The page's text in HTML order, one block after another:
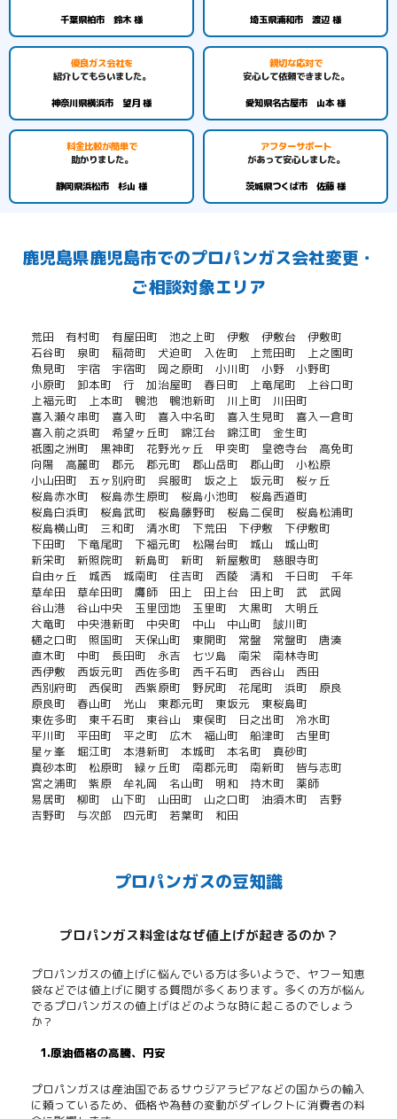
千葉県柏市 鈴木 様 埼玉県浦和市 渡辺 様
優良ガス会社を
紹介してもらいました。
神奈川県横浜市 望月 様
親切な応対で
安心して依頼できました。
愛知県名古屋市 山本 様
料金比較が簡単で
助かりました。
静岡県浜松市 杉山 様
アフターサポート
があって安心しました。
茨城県つくば市 佐藤 様
鹿児島県鹿児島市でのプロパンガス会社変更・
ご相談対象エリア
荒田 有村町 有屋田町 池之上町 伊敷 伊敷台
伊敷町
石谷町
泉町 稲荷町 犬迫町 入佐町 上荒田町
上之園町
魚見町
宇宿 宇宿町 岡之原町 小川町 小野
小野町
小原町
卸本町 行 加治屋町 春日町 上竜尾町
上谷口町
上福元町
上本町 鴨池 鴨池新町 川上町
川田町
喜入瀬々串町
喜入町 喜入中名町 喜入生見町
喜入一倉町
喜入前之浜町
希望ヶ丘町 錦江台 錦江町
金生町
祇園之洲町
黒神町 花野光ヶ丘 甲突町 皇徳寺台
高免町
向陽
高麗町 郡元 郡元町 郡山岳町 郡山町
小松原
小山田町
五ヶ別府町 呉服町 坂之上 坂元町
桜ヶ丘
桜島赤水町
桜島赤生原町 桜島小池町
桜島西道町
桜島白浜町
桜島武町 桜島藤野町 桜島二俣町
桜島松浦町
桜島横山町
三和町 清水町 下荒田 下伊敷
下伊敷町
下田町
下竜尾町 下福元町 松陽台町 城山
城山町
新栄町
新照院町 新島町 新町 新屋敷町
慈眼寺町
自由ヶ丘
城西 城南町 住吉町 西陵 清和 千日町
千年
草牟田
草牟田町 鷹師 田上 田上台 田上町 武
武岡
谷山港
谷山中央 玉里団地 玉里町 大黒町
大明丘
大竜町
中央港新町 中央町 中山 中山町
皷川町
樋之口町
照国町 天保山町 東開町 常盤 常盤町
唐湊
直木町
中町 長田町 永吉 七ツ島 南栄
南林寺町
西伊敷
西坂元町 西佐多町 西千石町 西谷山
西田
西別府町
西俣町 西紫原町 野尻町 花尾町 浜町
原良
原良町
春山町 光山 東郡元町 東坂元
東桜島町
東佐多町
東千石町 東谷山 東俣町 日之出町
冷水町
平川町
平田町 平之町 広木 福山町 船津町
古里町
星ヶ峯
堀江町 本港新町 本城町 本名町
真砂町
真砂本町
松原町 緑ヶ丘町 南郡元町 南新町
皆与志町
宮之浦町
紫原 牟礼岡 名山町 明和 持木町
薬師
易居町
柳町 山下町 山田町 山之口町 油須木町
吉野
吉野町
与次郎 四元町 若葉町 和田
プロパンガスの豆知識
プロパンガス料金はなぜ値上げが起きるのか？
プロパンガスの値上げに悩んでいる方は多いようで、ヤフー知恵
袋などでは値上げに関する質問が多くあります。多くの方が悩ん
でるプロパンガスの値上げはどのような時に起こるのでしょう
か？
1.原油価格の高騰、円安
プロパンガスは産油国であるサウジアラビアなどの国からの輸入
に頼っているため、価格や為替の変動がダイレクトに消費者の料